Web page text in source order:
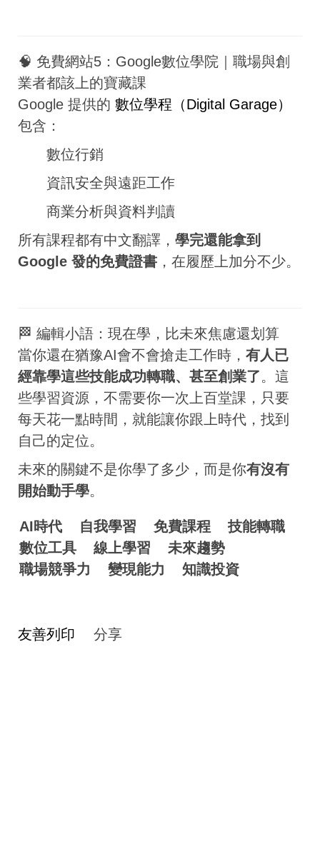
🧠 免費網站5：Google數位學院｜職場與創
業者都該上的寶藏課
Google 提供的 數位學程（Digital Garage）
包含：
數位行銷
資訊安全與遠距工作
商業分析與資料判讀
所有課程都有中文翻譯， 學完還能拿到
Google 發的免費證書 ，在履歷上加分不少。
🏁 編輯小語：現在學，比未來焦慮還划算
當你還在猶豫AI會不會搶走工作時， 有人已
經靠學這些技能成功轉職、甚至創業了。這
些學習資源，不需要你一次上百堂課，只要
每天花一點時間，就能讓你跟上時代，找到
自己的定位。
未來的關鍵不是你學了多少，而是你有沒有
開始動手學。
AI時代 自我學習 免費課程
技能轉職
數位工具
線上學習
未來趨勢
職場競爭力
變現能力 知識投資
友善列印 分享